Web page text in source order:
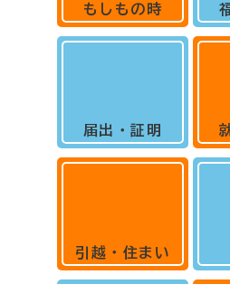
もしもの時
届出・証明
引越・住まい